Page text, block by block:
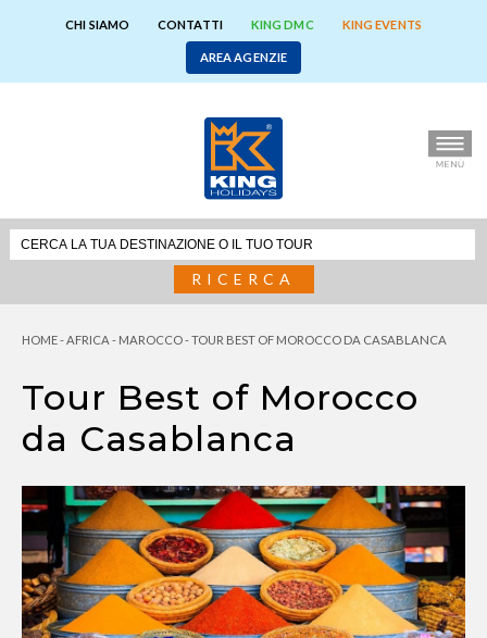
CHI SIAMO CONTATTI KING DMC KING EVENTS
AREA AGENZIE
RICERCA
HOME-AFRICA - MAROCCO-TOUR BEST OF MOROCCO DA CASABLANCA
Tour Best of Morocco
da Casablanca